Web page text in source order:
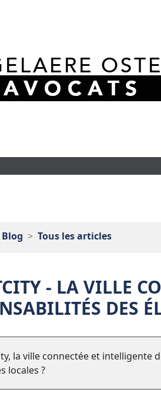
Blog Tous les articles
- LA VILLE
DES
la ville connectée et intelligente
locales ?